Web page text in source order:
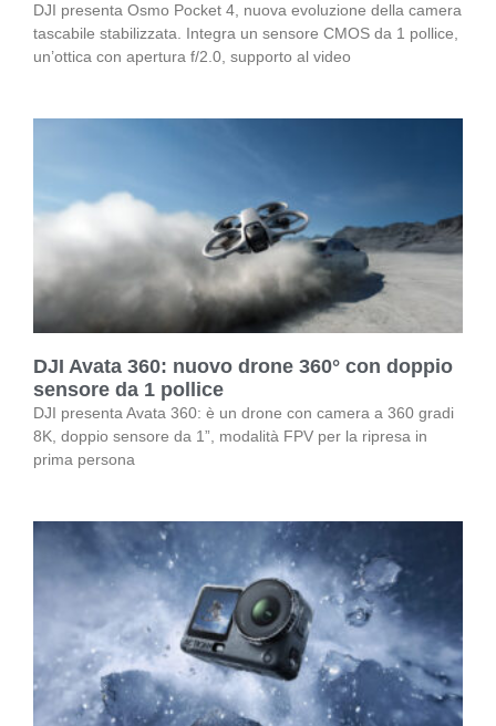
DJI presenta Osmo Pocket 4, nuova evoluzione della camera
tascabile stabilizzata. Integra un sensore CMOS da 1 pollice,
un’ottica con apertura f/2.0, supporto al video
DJI Avata 360: nuovo drone 360° con doppio
sensore da 1 pollice
DJI presenta Avata 360: è un drone con camera a 360 gradi
8K, doppio sensore da 1”, modalità FPV per la ripresa in
prima persona